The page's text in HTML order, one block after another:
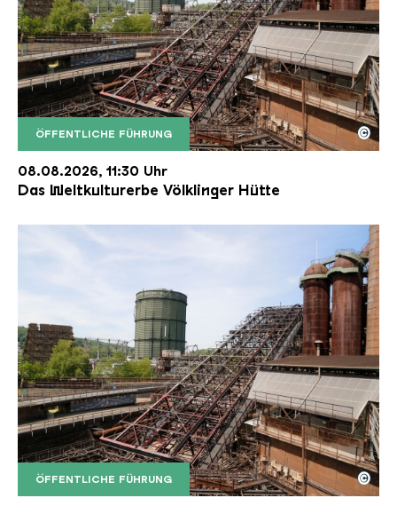
ÖFFENTLICHE FÜHRUNG
Der Erzschrägaufzug der Völklinger Hütte mit
Copyright: Weltkulturerbe Völklinger Hütte | Karl
©
08.08.2026, 11:30 Uhr
Das Weltkulturerbe Völklinger Hütte
ÖFFENTLICHE FÜHRUNG
Der Erzschrägaufzug der Völklinger Hütte mit
Copyright: Weltkulturerbe Völklinger Hütte | Karl
©